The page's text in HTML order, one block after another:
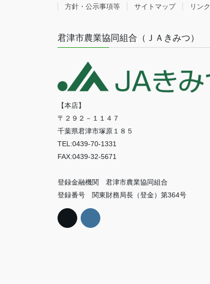
方針・公示事項等 サイトマップ リンク
君津市農業協同組合（ＪＡきみつ）
【本店】
〒２９２－１１４７
千葉県君津市塚原１８５
TEL:0439-70-1331
FAX:0439-32-5671
登録金融機関 君津市農業協同組合
登録番号 関東財務局長（登金）第364号